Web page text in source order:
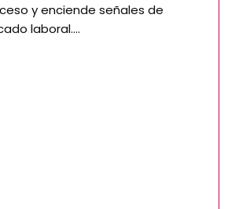
y enciende señales de
laboral.…